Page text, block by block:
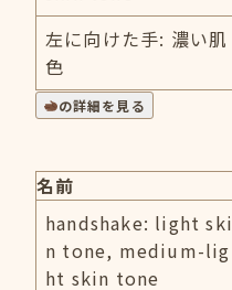
左に向けた手: 濃い肌
色
の詳細を見る
名前
handshake: light ski
n tone, medium-lig
ht skin tone